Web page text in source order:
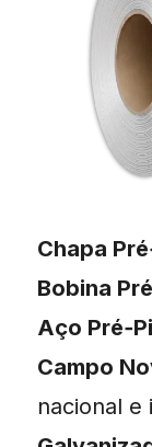
Chapa
Bobina
Aço
Campo
nacional e